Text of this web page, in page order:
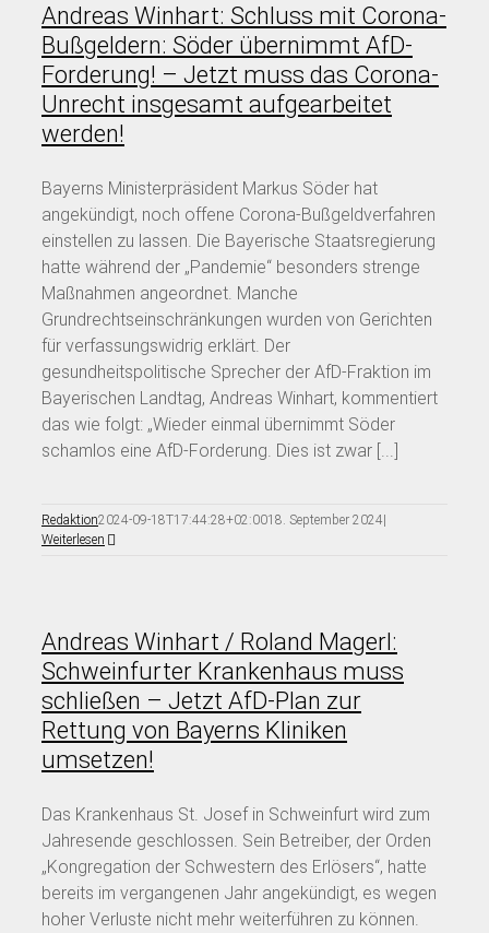
Andreas Winhart: Schluss mit Corona-
Bußgeldern: Söder übernimmt AfD-
Forderung! – Jetzt muss das Corona-
Unrecht insgesamt aufgearbeitet
werden!
Bayerns Ministerpräsident Markus Söder hat
angekündigt, noch offene Corona-Bußgeldverfahren
einstellen zu lassen. Die Bayerische Staatsregierung
hatte während der „Pandemie“ besonders strenge
Maßnahmen angeordnet. Manche
Grundrechtseinschränkungen wurden von Gerichten
für verfassungswidrig erklärt. Der
gesundheitspolitische Sprecher der AfD-Fraktion im
Bayerischen Landtag, Andreas Winhart, kommentiert
das wie folgt: „Wieder einmal übernimmt Söder
schamlos eine AfD-Forderung. Dies ist zwar [...]
Redaktion2024-09-18T17:44:28+02:0018. September 2024|
Weiterlesen
Andreas Winhart / Roland Magerl:
Schweinfurter Krankenhaus muss
schließen – Jetzt AfD-Plan zur
Rettung von Bayerns Kliniken
umsetzen!
Das Krankenhaus St. Josef in Schweinfurt wird zum
Jahresende geschlossen. Sein Betreiber, der Orden
„Kongregation der Schwestern des Erlösers“, hatte
bereits im vergangenen Jahr angekündigt, es wegen
hoher Verluste nicht mehr weiterführen zu können.